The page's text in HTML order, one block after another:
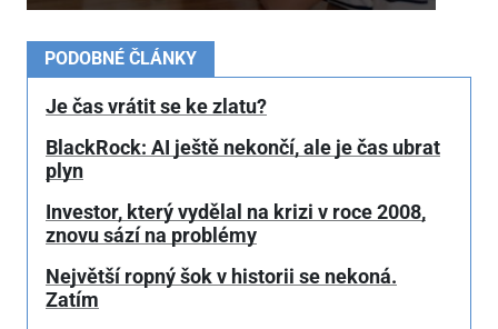
PODOBNÉ ČLÁNKY
Je čas vrátit se ke zlatu?
BlackRock: AI ještě nekončí, ale je čas ubrat
plyn
Investor, který vydělal na krizi v roce 2008,
znovu sází na problémy
Největší ropný šok v historii se nekoná.
Zatím